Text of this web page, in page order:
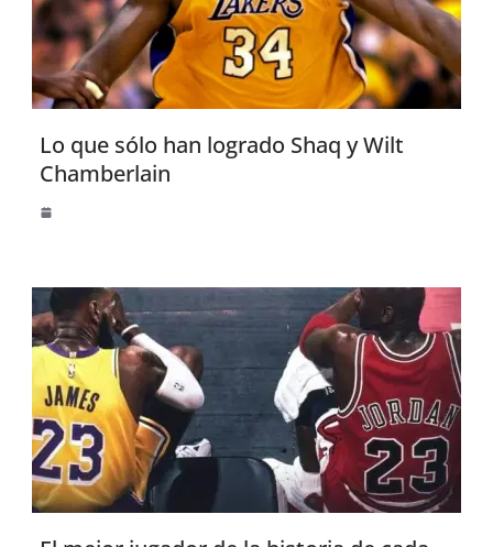
Lo que sólo han logrado Shaq y Wilt
Chamberlain